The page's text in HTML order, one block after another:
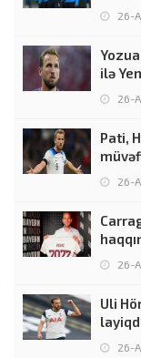
26-
ilə
26-
Pati,
26-
26-
Uli
26-